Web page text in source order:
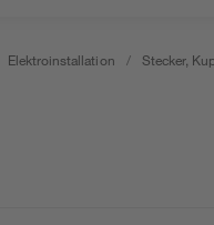
Elektroinstallation / Stecker,